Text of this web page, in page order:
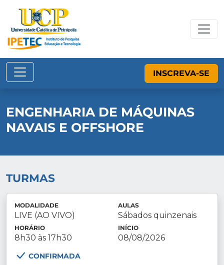
INSCREVA-SE
ENGENHARIA DE MÁQUINAS
NAVAIS E OFFSHORE
TURMAS
MODALIDADE
LIVE (AO VIVO)
AULAS
Sábados quinzenais
HORÁRIO
8h30 às 17h30
INÍCIO
08/08/2026
CONFIRMADA